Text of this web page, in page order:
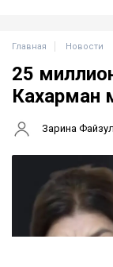
Главная Новости
25
Кахарман
Зарина